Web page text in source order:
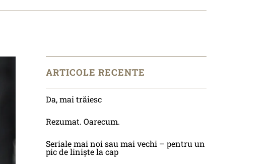
ARTICOLE RECENTE
Da, mai trăiesc
Rezumat. Oarecum.
Seriale mai noi sau mai vechi – pentru un
pic de liniște la cap